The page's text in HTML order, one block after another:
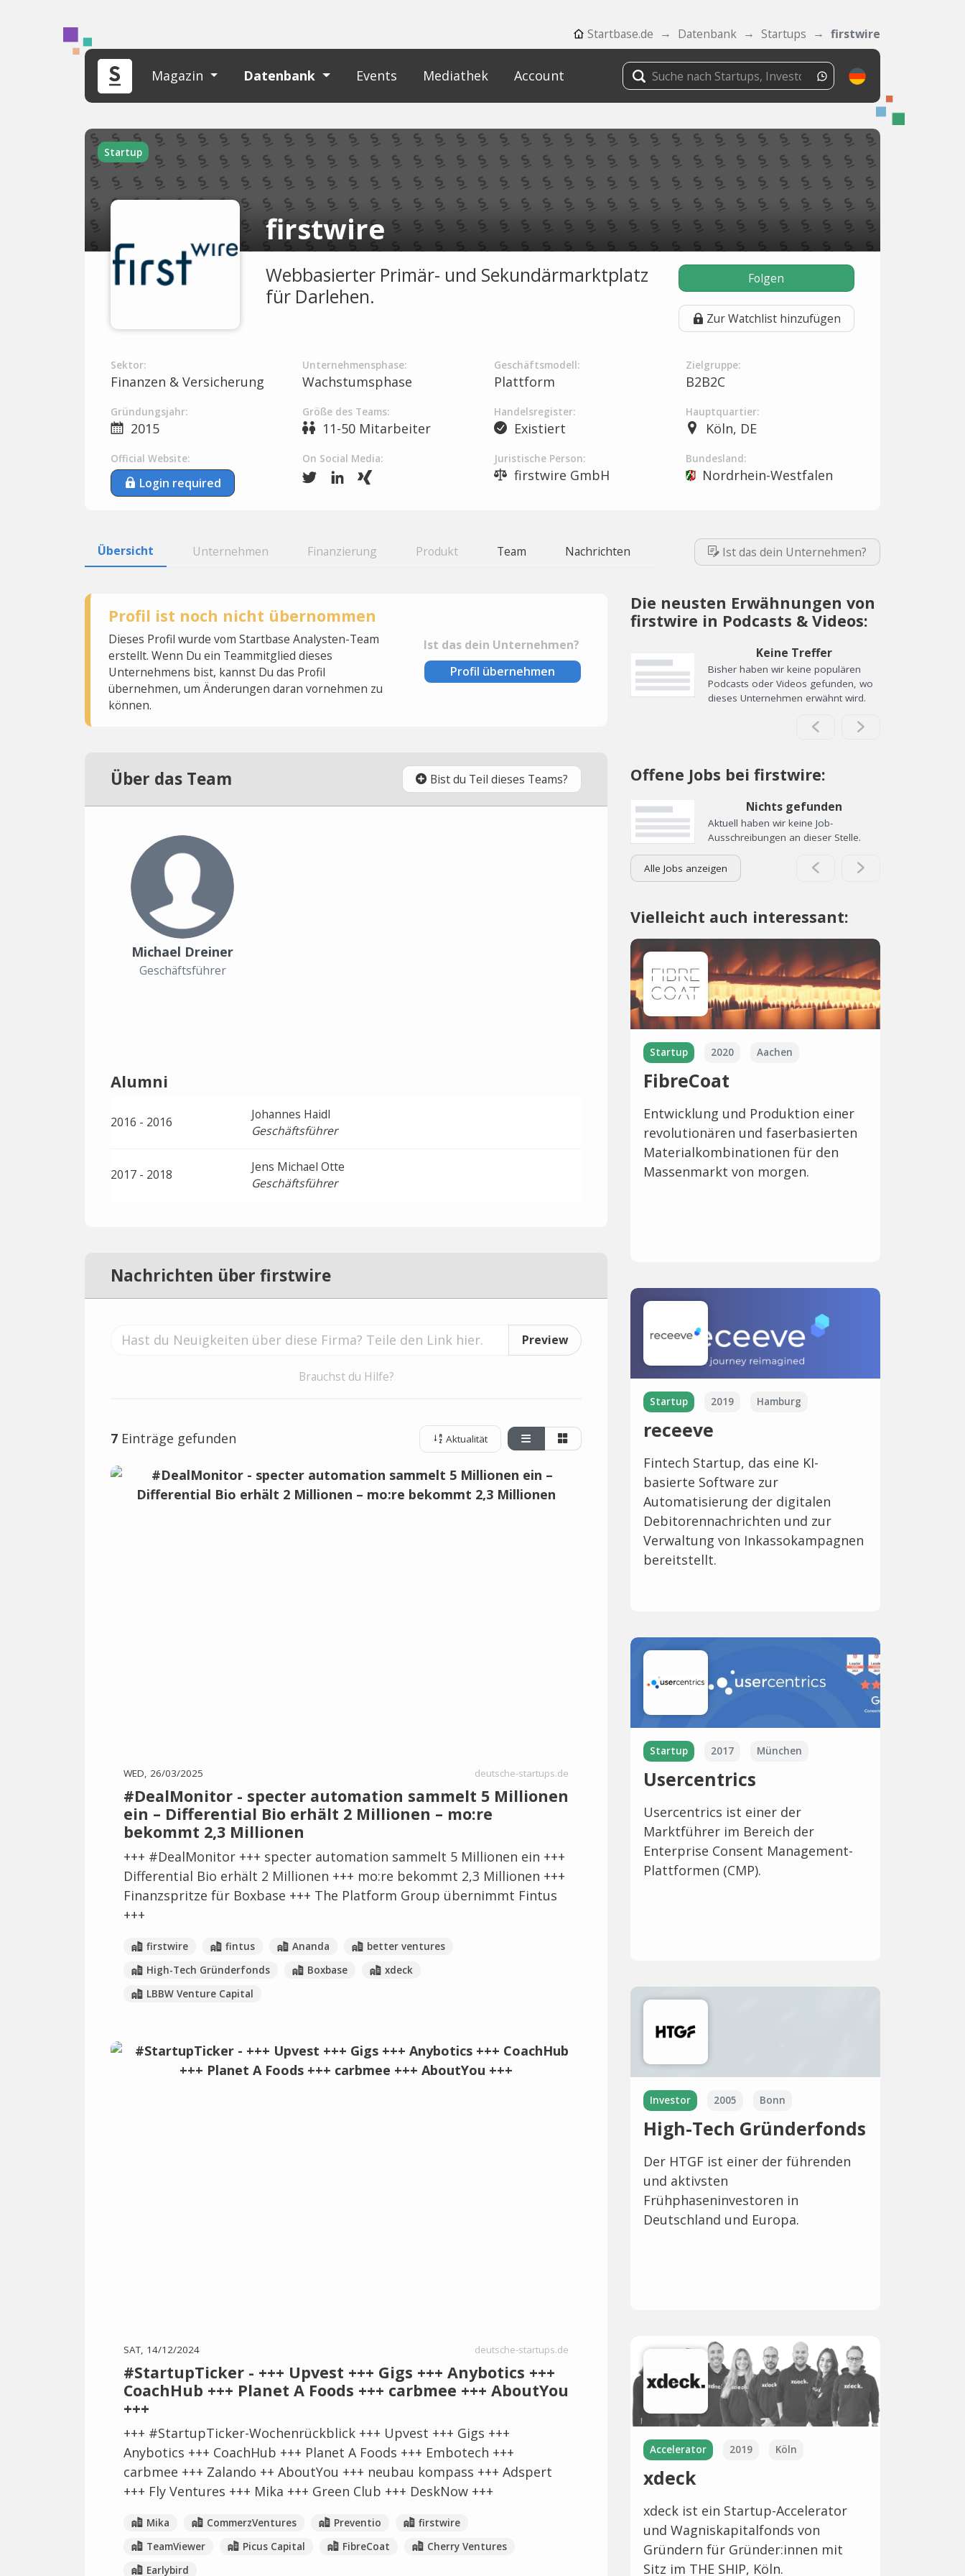
Startbase.de Datenbank Startups firstwire
Magazin Datenbank Events Mediathek Account
Startup
firstwire
Webbasierter Primär- und Sekundärmarktplatz
für Darlehen.
Folgen
Zur Watchlist hinzufügen
Sektor:
Finanzen & Versicherung
Unternehmensphase:
Wachstumsphase
Geschäftsmodell:
Plattform
Zielgruppe:
B2B2C
Gründungsjahr:
2015
Größe des Teams:
11-50 Mitarbeiter
Handelsregister:
Existiert
Hauptquartier:
Köln, DE
Official Website:
Login required
On Social Media: Juristische Person:
firstwire GmbH
Bundesland:
Nordrhein-Westfalen
Übersicht Unternehmen Finanzierung Produkt Team Nachrichten Ist das dein Unternehmen?
Profil ist noch nicht übernommen
Dieses Profil wurde vom Startbase Analysten-Team
erstellt. Wenn Du ein Teammitglied dieses
Unternehmens bist, kannst Du das Profil
übernehmen, um Änderungen daran vornehmen zu
können.
Ist das dein Unternehmen?
Profil übernehmen
Über das Team Bist du Teil dieses Teams?
Michael Dreiner
Geschäftsführer
Alumni
2016 - 2016
Johannes Haidl
Geschäftsführer
2017 - 2018
Jens Michael Otte
Geschäftsführer
Nachrichten über firstwire
Preview
Brauchst du Hilfe?
7 Einträge gefunden Aktualität
WED, 26/03/2025 deutsche-startups.de
#DealMonitor - specter automation sammelt 5 Millionen
ein – Differential Bio erhält 2 Millionen – mo:re
bekommt 2,3 Millionen
+++ #DealMonitor +++ specter automation sammelt 5 Millionen ein +++
Differential Bio erhält 2 Millionen +++ mo:re bekommt 2,3 Millionen +++
Finanzspritze für Boxbase +++ The Platform Group übernimmt Fintus
+++
firstwire fintus Ananda
better ventures
High-Tech Gründerfonds
Boxbase
xdeck
LBBW Venture Capital
SAT, 14/12/2024 deutsche-startups.de
#StartupTicker - +++ Upvest +++ Gigs +++ Anybotics +++
CoachHub +++ Planet A Foods +++ carbmee +++ AboutYou
+++
+++ #StartupTicker-Wochenrückblick +++ Upvest +++ Gigs +++
Anybotics +++ CoachHub +++ Planet A Foods +++ Embotech +++
carbmee +++ Zalando ++ AboutYou +++ neubau kompass +++ Adspert
+++ Fly Ventures +++ Mika +++ Green Club +++ DeskNow +++
Mika CommerzVentures Preventio
firstwire
TeamViewer
Picus Capital FibreCoat
Cherry Ventures
Earlybird
Die neusten Erwähnungen von
firstwire in Podcasts & Videos:
Keine Treffer
Bisher haben wir keine populären
Podcasts oder Videos gefunden, wo
dieses Unternehmen erwähnt wird.
Offene Jobs bei firstwire:
Nichts gefunden
Aktuell haben wir keine Job-
Ausschreibungen an dieser Stelle.
Alle Jobs anzeigen
Vielleicht auch interessant:
Startup 2020 Aachen
FibreCoat
Entwicklung und Produktion einer
revolutionären und faserbasierten
Materialkombinationen für den
Massenmarkt von morgen.
Startup 2019 Hamburg
receeve
Fintech Startup, das eine KI-
basierte Software zur
Automatisierung der digitalen
Debitorennachrichten und zur
Verwaltung von Inkassokampagnen
bereitstellt.
Startup 2017 München
Usercentrics
Usercentrics ist einer der
Marktführer im Bereich der
Enterprise Consent Management-
Plattformen (CMP).
Investor 2005 Bonn
High-Tech Gründerfonds
Der HTGF ist einer der führenden
und aktivsten
Frühphaseninvestoren in
Deutschland und Europa.
Accelerator 2019 Köln
xdeck
xdeck ist ein Startup-Accelerator
und Wagniskapitalfonds von
Gründern für Gründer:innen mit
Sitz im THE SHIP, Köln.